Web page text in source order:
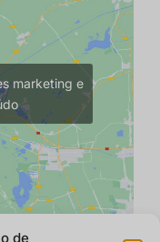
de
marketing e